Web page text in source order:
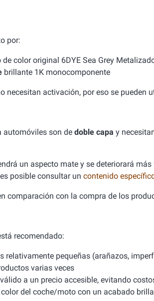
por:
color original 6DYE Sea Grey
brillante 1K monocomponente
necesitan activación, por eso se pueden
automóviles son de doble capa y
un aspecto mate y se deteriorará
posible consultar un contenido
comparación con la compra de los
recomendado:
relativamente pequeñas (arañazos,
varias veces
a un precio accesible, evitando
color del coche/moto con un acabado